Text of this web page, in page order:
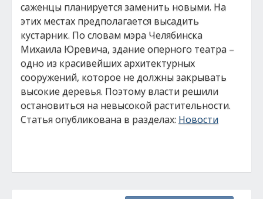
саженцы планируется заменить новыми. На
этих местах предполагается высадить
кустарник. По словам мэра Челябинска
Михаила Юревича, здание оперного театра –
одно из красивейших архитектурных
сооружений, которое не должны закрывать
высокие деревья. Поэтому власти решили
остановиться на невысокой растительности.
Статья опубликована в разделах: Новости